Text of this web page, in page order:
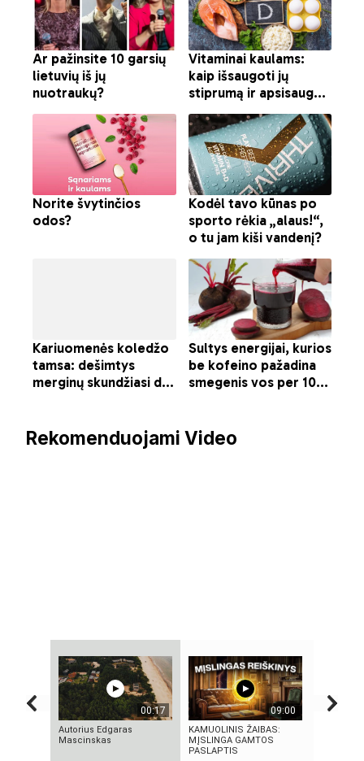
Rekomenduojami Video
00:17
Autorius Edgaras
Mascinskas
09:00
KAMUOLINIS ŽAIBAS:
MĮSLINGA GAMTOS
PASLAPTIS